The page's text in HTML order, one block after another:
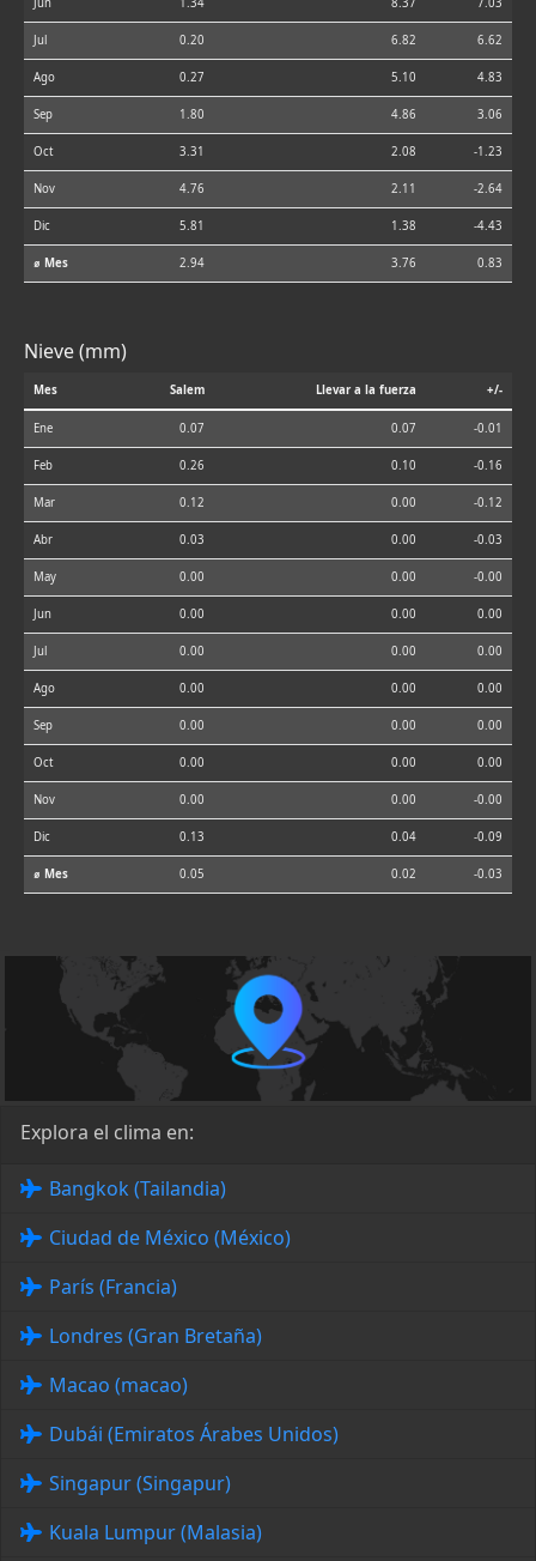
Jun 1.34 8.37 7.03
Jul 0.20 6.82 6.62
Ago 0.27 5.10 4.83
Sep 1.80 4.86 3.06
Oct 3.31 2.08 -1.23
Nov 4.76 2.11 -2.64
Dic 5.81 1.38 -4.43
⌀ Mes 2.94 3.76 0.83
Nieve (mm)
Mes Salem Llevar a la fuerza +/-
Ene 0.07 0.07 -0.01
Feb 0.26 0.10 -0.16
Mar 0.12 0.00 -0.12
Abr 0.03 0.00 -0.03
May 0.00 0.00 -0.00
Jun 0.00 0.00 0.00
Jul 0.00 0.00 0.00
Ago 0.00 0.00 0.00
Sep 0.00 0.00 0.00
Oct 0.00 0.00 0.00
Nov 0.00 0.00 -0.00
Dic 0.13 0.04 -0.09
⌀ Mes 0.05 0.02 -0.03
Explora el clima en:
Bangkok (Tailandia)
Ciudad de México (México)
París (Francia)
Londres (Gran Bretaña)
Macao (macao)
Dubái (Emiratos Árabes Unidos)
Singapur (Singapur)
Kuala Lumpur (Malasia)